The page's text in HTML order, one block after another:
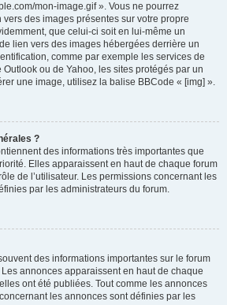
mon-image.gif ». Vous ne pourrez
des images présentes sur votre propre
que celui-ci soit en lui-même un
lien vers des images hébergées derrière un
comme par exemple les services de
ou de Yahoo, les sites protégés par un
une image, utilisez la balise BBCode « [img] ».
?
des informations très importantes que
Elles apparaissent en haut de chaque forum
de l’utilisateur. Les permissions concernant les
par les administrateurs du forum.
des informations importantes sur le forum
annonces apparaissent en haut de chaque
ont été publiées. Tout comme les annonces
les annonces sont définies par les